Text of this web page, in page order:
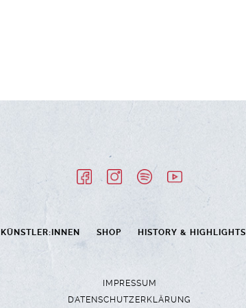
KÜNSTLER:INNEN SHOP HISTORY & HIGHLIGHTS
IMPRESSUM
DATENSCHUTZERKLÄRUNG